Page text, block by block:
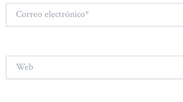
Correo
electrónico*
Web